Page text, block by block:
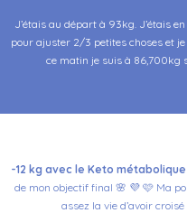
J’étais au départ à 93kg. J’étais
pour ajuster 2/3 petites choses et je
ce matin je suis à 86,700kg
-12 kg avec le Keto métabolique
de mon objectif final 🌸 💜 🩷 Ma
assez la vie d’avoir